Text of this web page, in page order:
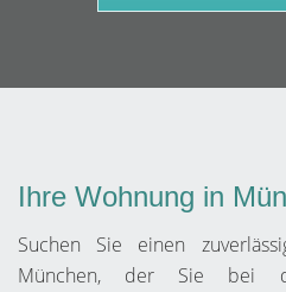
Ihre Wohnung in
Suchen Sie einen
München, der Sie bei